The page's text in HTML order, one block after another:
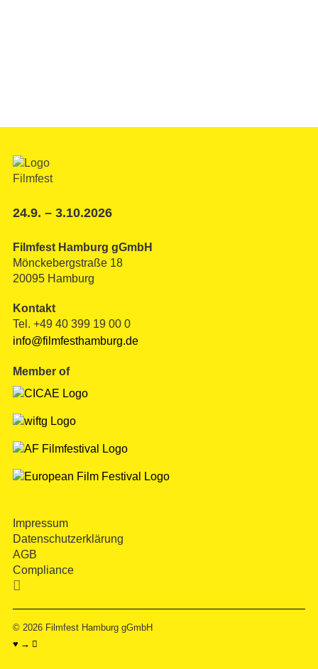
24.9. – 3.10.2026
Filmfest Hamburg gGmbH
Mönckebergstraße 18
20095 Hamburg
Kontakt
Tel. +49 40 399 19 00 0
info@filmfesthamburg.de
Member of
Impressum
Datenschutzerklärung
AGB
Compliance

© 2026 Filmfest Hamburg gGmbH
♥ → 